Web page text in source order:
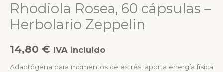
Rhodiola Rosea, 60 cápsulas –
Herbolario Zeppelin
14,80 € IVA incluido
Adaptógena para momentos de estrés, aporta energía física